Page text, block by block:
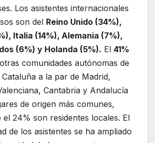
Los asistentes internacionales
son del Reino Unido (34%),
Italia (14%), Alemania (7%),
(6%) y Holanda (5%). El 41%
comunidades autónomas de
a la par de Madrid,
Cantabria y Andalucía
de origen más comunes,
el 24% son residentes locales. El
de los asistentes se ha ampliado